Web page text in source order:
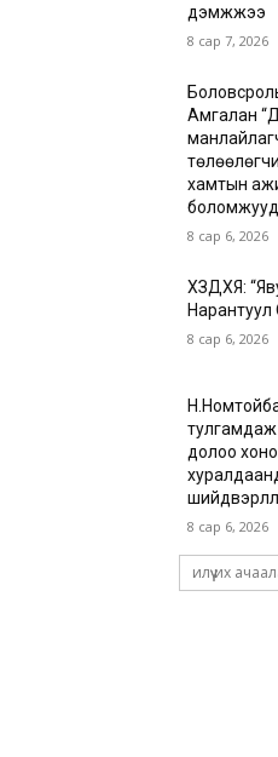
дэмжжээ
8 сар 7, 2026
Амгалан
хамтын
8 сар 6, 2026
ХЗДХЯ:
8 сар 6, 2026
тулгамдаж
долоо
8 сар 6, 2026
илүү их